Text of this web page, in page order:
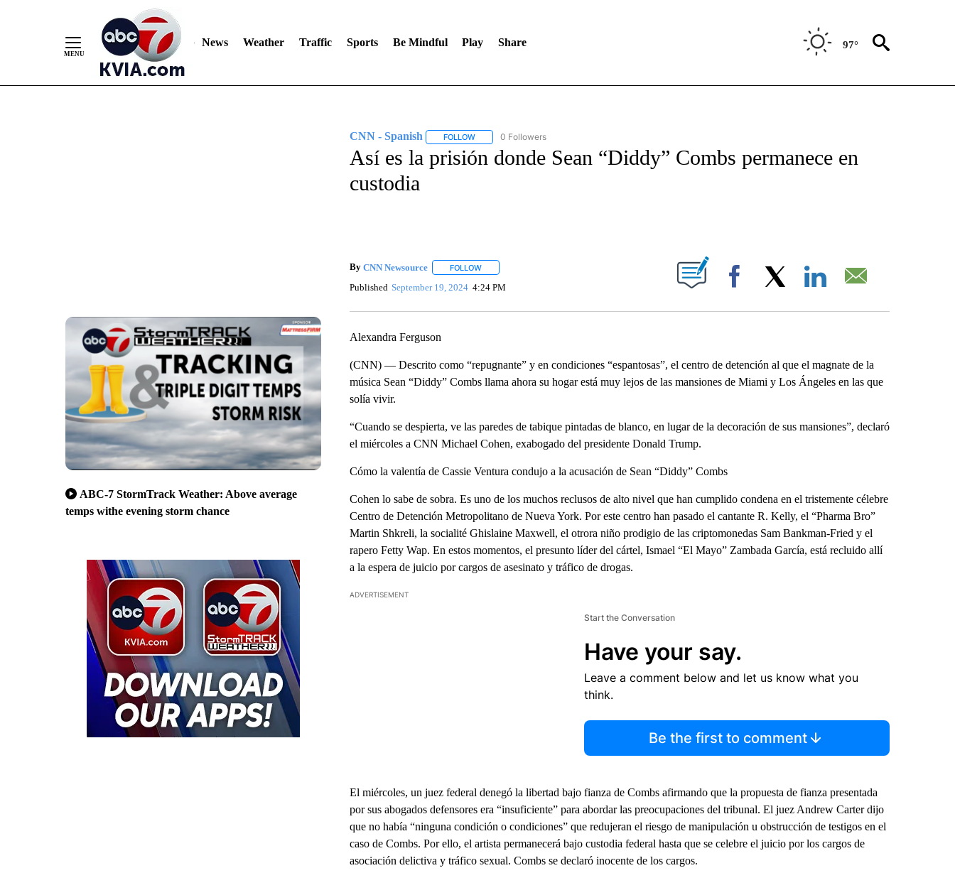
News Weather Traffic Sports Be Mindful Play Share 97°
ABC-7 StormTrack Weather: Above average
temps withe evening storm chance
CNN - Spanish FOLLOWFOLLOW "CNN - SPANISH" TO RECEIVE NOTIFICATIONS ABOUT NEW PAGES ON "CNN - SPANISH".
0 Followers
Así es la prisión donde Sean “Diddy” Combs permanece en
custodia
By CNN Newsource FOLLOWFOLLOW "" TO RECEIVE NOTIFICATIONS ABOUT NEW PAGES ON "".
Published September 19, 2024 4:24 PM Facebook
Alexandra Ferguson
(CNN) — Descrito como “repugnante” y en condiciones “espantosas”, el centro de detención al que el magnate de la
música Sean “Diddy” Combs llama ahora su hogar está muy lejos de las mansiones de Miami y Los Ángeles en las que
solía vivir.
“Cuando se despierta, ve las paredes de tabique pintadas de blanco, en lugar de la decoración de sus mansiones”, declaró
el miércoles a CNN Michael Cohen, exabogado del presidente Donald Trump.
Cómo la valentía de Cassie Ventura condujo a la acusación de Sean “Diddy” Combs
Cohen lo sabe de sobra. Es uno de los muchos reclusos de alto nivel que han cumplido condena en el tristemente célebre
Centro de Detención Metropolitano de Nueva York. Por este centro han pasado el cantante R. Kelly, el “Pharma Bro”
Martin Shkreli, la socialité Ghislaine Maxwell, el otrora niño prodigio de las criptomonedas Sam Bankman-Fried y el
rapero Fetty Wap. En estos momentos, el presunto líder del cártel, Ismael “El Mayo” Zambada García, está recluido allí
a la espera de juicio por cargos de asesinato y tráfico de drogas.
ADVERTISEMENT
Start the Conversation
Have your say.
Leave a comment below and let us know what you
think.
Be the first to comment
El miércoles, un juez federal denegó la libertad bajo fianza de Combs afirmando que la propuesta de fianza presentada
por sus abogados defensores era “insuficiente” para abordar las preocupaciones del tribunal. El juez Andrew Carter dijo
que no había “ninguna condición o condiciones” que redujeran el riesgo de manipulación u obstrucción de testigos en el
caso de Combs. Por ello, el artista permanecerá bajo custodia federal hasta que se celebre el juicio por los cargos de
asociación delictiva y tráfico sexual. Combs se declaró inocente de los cargos.